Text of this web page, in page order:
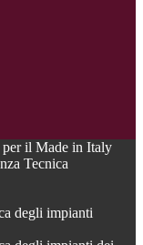
il Made in Italy
Tecnica
degli impianti